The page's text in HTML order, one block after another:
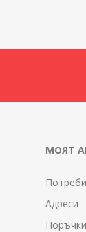
МОЯТ
Адреси
Поръчки